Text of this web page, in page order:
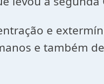
e
e também